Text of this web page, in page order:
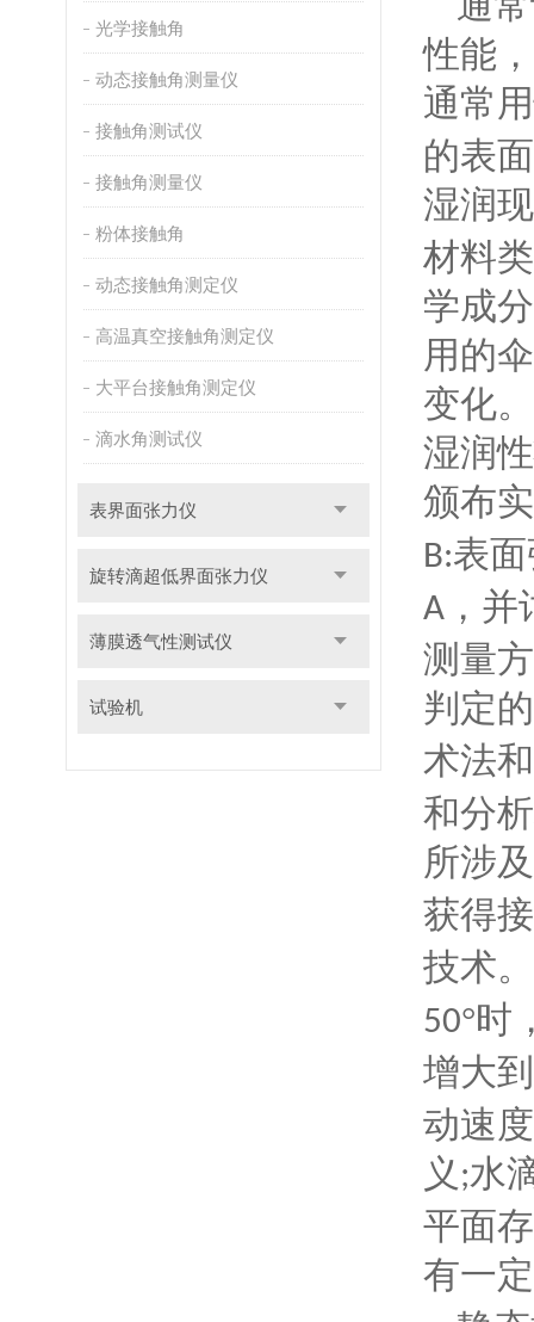
光学接触角
动态接触角测量仪
接触角测试仪
接触角测量仪
粉体接触角
动态接触角测定仪
高温真空接触角测定仪
大平台接触角测定仪
滴水角测试仪
表界面张力仪
旋转滴超低界面张力仪
薄膜透气性测试仪
试验机
性能
通常
的表
湿润
材料
学成
用的
变化
湿润
颁布
B:表
A ，
测量
判定
术法
和分
所涉
获得
技术
50°时
增大到
动速
义 ;水
平面
有一